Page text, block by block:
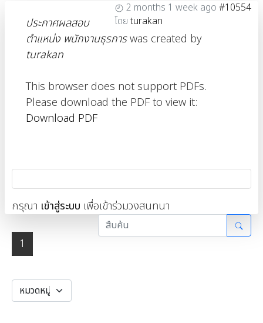
2 months 1 week ago #10554
โดยturakan
ประกาศผลสอบ
ตำแหน่ง พนักงานธุรการwas created by
turakan
This browser does not support PDFs.
Please download the PDF to view it:
Download PDF
กรุณา เข้าสู่ระบบ เพื่อเข้าร่วมวงสนทนา
1